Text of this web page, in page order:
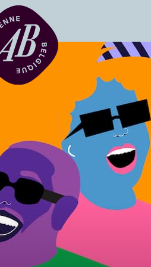
Location de
BRDCST
ABtv
Chèque-